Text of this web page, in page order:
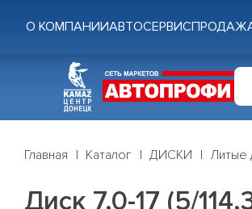
О КОМПАНИИАВТОСЕРВИС
Главная Каталог ДИСКИ Литые
Диск 7,0-17 (5/